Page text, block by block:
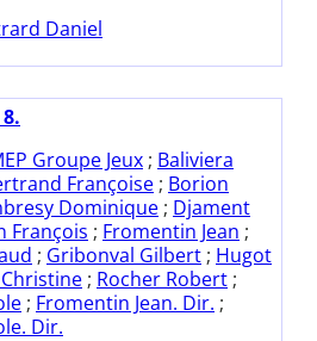
Daniel
Groupe Jeux ; Baliviera
Françoise ; Borion
Dominique ; Djament
François ; Fromentin Jean ;
; Gribonval Gilbert ; Hugot
; Rocher Robert ;
; Fromentin Jean. Dir. ;
Dir.